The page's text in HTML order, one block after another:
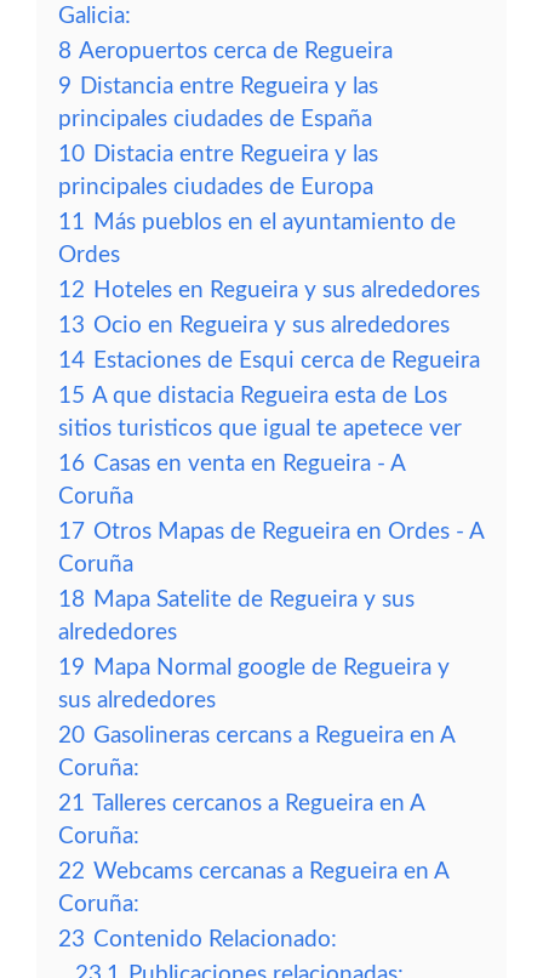
Galicia:
8 Aeropuertos cerca de Regueira
9 Distancia entre Regueira y las
principales ciudades de España
10 Distacia entre Regueira y las
principales ciudades de Europa
11 Más pueblos en el ayuntamiento de
Ordes
12 Hoteles en Regueira y sus alrededores
13 Ocio en Regueira y sus alrededores
14 Estaciones de Esqui cerca de Regueira
15 A que distacia Regueira esta de Los
sitios turisticos que igual te apetece ver
16 Casas en venta en Regueira - A
Coruña
17 Otros Mapas de Regueira en Ordes - A
Coruña
18 Mapa Satelite de Regueira y sus
alrededores
19 Mapa Normal google de Regueira y
sus alrededores
20 Gasolineras cercans a Regueira en A
Coruña:
21 Talleres cercanos a Regueira en A
Coruña:
22 Webcams cercanas a Regueira en A
Coruña:
23 Contenido Relacionado: